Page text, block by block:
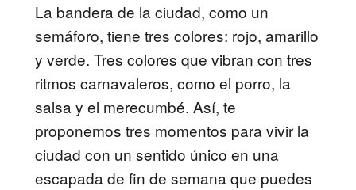
La bandera de la ciudad, como un
semáforo, tiene tres colores: rojo, amarillo
y verde. Tres colores que vibran con tres
ritmos carnavaleros, como el porro, la
salsa y el merecumbé. Así, te
proponemos tres momentos para vivir la
ciudad con un sentido único en una
escapada de fin de semana que puedes